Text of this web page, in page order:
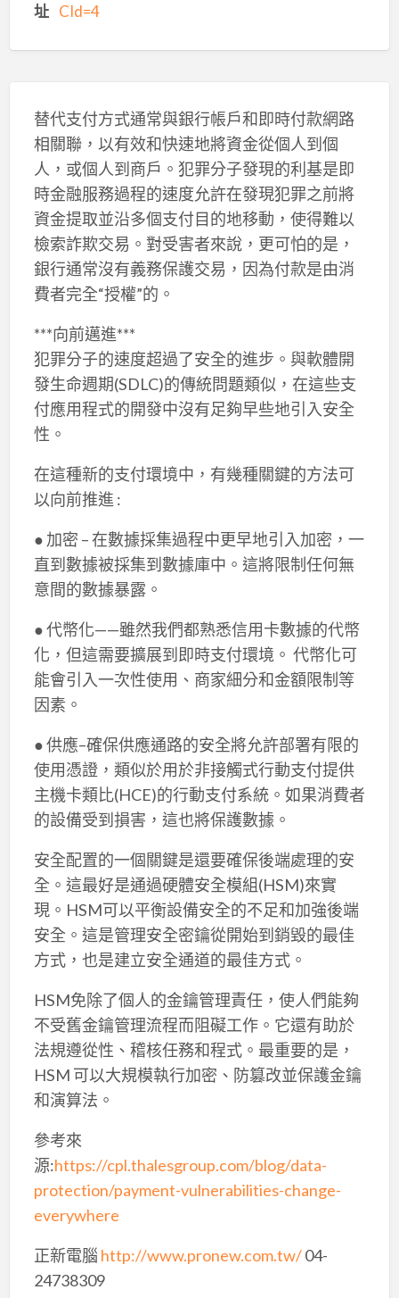
址 CId=4
替代支付方式通常與銀行帳戶和即時付款網路
相關聯，以有效和快速地將資金從個人到個
人，或個人到商戶。犯罪分子發現的利基是即
時金融服務過程的速度允許在發現犯罪之前將
資金提取並沿多個支付目的地移動，使得難以
檢索詐欺交易。對受害者來說，更可怕的是，
銀行通常沒有義務保護交易，因為付款是由消
費者完全“授權”的。
***向前邁進***
犯罪分子的速度超過了安全的進步。與軟體開
發生命週期(SDLC)的傳統問題類似，在這些支
付應用程式的開發中沒有足夠早些地引入安全
性。
在這種新的支付環境中，有幾種關鍵的方法可
以向前推進 :
● 加密 – 在數據採集過程中更早地引入加密，一
直到數據被採集到數據庫中。這將限制任何無
意間的數據暴露。
● 代幣化——雖然我們都熟悉信用卡數據的代幣
化，但這需要擴展到即時支付環境。 代幣化可
能會引入一次性使用、商家細分和金額限制等
因素。
● 供應–確保供應通路的安全將允許部署有限的
使用憑證，類似於用於非接觸式行動支付提供
主機卡類比(HCE)的行動支付系統。如果消費者
的設備受到損害，這也將保護數據。
安全配置的一個關鍵是還要確保後端處理的安
全。這最好是通過硬體安全模組(HSM)來實
現。HSM可以平衡設備安全的不足和加強後端
安全。這是管理安全密鑰從開始到銷毀的最佳
方式，也是建立安全通道的最佳方式。
HSM免除了個人的金鑰管理責任，使人們能夠
不受舊金鑰管理流程而阻礙工作。它還有助於
法規遵從性、稽核任務和程式。最重要的是，
HSM 可以大規模執行加密、防篡改並保護金鑰
和演算法。
參考來
源:https://cpl.thalesgroup.com/blog/data-
protection/payment-vulnerabilities-change-
everywhere
正新電腦 http://www.pronew.com.tw/04-
24738309